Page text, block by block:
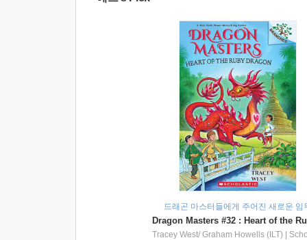
드래곤 마스터들에게 주어진 새로운 임
Tracey West/ Graham Howells (ILT)